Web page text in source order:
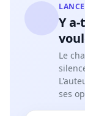
Ligue des
Institut
Programme
Y
Le
ses